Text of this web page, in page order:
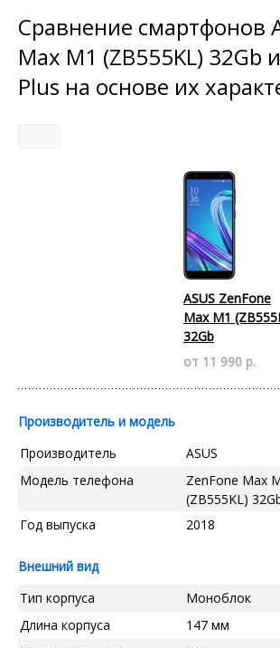
Сравнение смартфонов
Max M1 (ZB555KL) 32Gb
Plus на основе их
ASUS ZenFone
Max M1
32Gb
от 11 990 р.
Производитель и модель
Производитель
ASUS
Модель телефона
ZenFone Max
(ZB555KL)
Год выпуска 2018
Внешний вид
Тип корпуса
Моноблок
Длина корпуса
147 мм